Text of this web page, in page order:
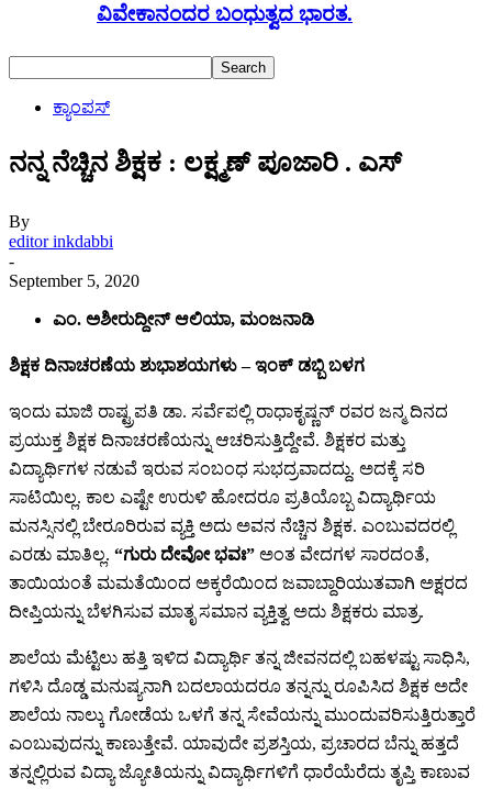
ವಿವೇಕಾನಂದರ ಬಂಧುತ್ವದ ಭಾರತ.
ಕ್ಯಾಂಪಸ್
ನನ್ನ ನೆಚ್ಚಿನ ಶಿಕ್ಷಕ : ಲಕ್ಷ್ಮಣ್ ಪೂಜಾರಿ . ಎಸ್
By
editor inkdabbi
-
September 5, 2020
ಎಂ. ಅಶೀರುದ್ದೀನ್ ಆಲಿಯಾ, ಮಂಜನಾಡಿ
ಶಿಕ್ಷಕ ದಿನಾಚರಣೆಯ ಶುಭಾಶಯಗಳು – ಇಂಕ್ ಡಬ್ಬಿ ಬಳಗ
ಇಂದು ಮಾಜಿ ರಾಷ್ಟ್ರಪತಿ ಡಾ. ಸರ್ವೆಪಲ್ಲಿ ರಾಧಾಕೃಷ್ಣನ್ ರವರ ಜನ್ಮ ದಿನದ
ಪ್ರಯುಕ್ತ ಶಿಕ್ಷಕ ದಿನಾಚರಣೆಯನ್ನು ಆಚರಿಸುತ್ತಿದ್ದೇವೆ. ಶಿಕ್ಷಕರ ಮತ್ತು
ವಿದ್ಯಾರ್ಥಿಗಳ ನಡುವೆ ಇರುವ ಸಂಬಂಧ ಸುಭದ್ರವಾದದ್ದು. ಅದಕ್ಕೆ ಸರಿ
ಸಾಟಿಯಿಲ್ಲ. ಕಾಲ ಎಷ್ಟೇ ಉರುಳಿ ಹೋದರೂ ಪ್ರತಿಯೊಬ್ಬ ವಿದ್ಯಾರ್ಥಿಯ
ಮನಸ್ಸಿನಲ್ಲಿ ಬೇರೂರಿರುವ ವ್ಯಕ್ತಿ ಅದು ಅವನ ನೆಚ್ಚಿನ ಶಿಕ್ಷಕ. ಎಂಬುವದರಲ್ಲಿ
ಎರಡು ಮಾತಿಲ್ಲ. “ಗುರು ದೇವೋ ಭವಃ” ಅಂತ ವೇದಗಳ ಸಾರದಂತೆ,
ತಾಯಿಯಂತೆ ಮಮತೆಯಿಂದ ಅಕ್ಕರೆಯಿಂದ ಜವಾಬ್ದಾರಿಯುತವಾಗಿ ಅಕ್ಷರದ
ದೀಪ್ತಿಯನ್ನು ಬೆಳಗಿಸುವ ಮಾತೃ ಸಮಾನ ವ್ಯಕ್ತಿತ್ವ ಅದು ಶಿಕ್ಷಕರು ಮಾತ್ರ.
ಶಾಲೆಯ ಮೆಟ್ಟಿಲು ಹತ್ತಿ ಇಳಿದ ವಿದ್ಯಾರ್ಥಿ ತನ್ನ ಜೀವನದಲ್ಲಿ ಬಹಳಷ್ಟು ಸಾಧಿಸಿ,
ಗಳಿಸಿ ದೊಡ್ಡ ಮನುಷ್ಯನಾಗಿ ಬದಲಾಯದರೂ ತನ್ನನ್ನು ರೂಪಿಸಿದ ಶಿಕ್ಷಕ ಅದೇ
ಶಾಲೆಯ ನಾಲ್ಕು ಗೋಡೆಯ ಒಳಗೆ ತನ್ನ ಸೇವೆಯನ್ನು ಮುಂದುವರಿಸುತ್ತಿರುತ್ತಾರೆ
ಎಂಬುವುದನ್ನು ಕಾಣುತ್ತೇವೆ. ಯಾವುದೇ ಪ್ರಶಸ್ತಿಯ, ಪ್ರಚಾರದ ಬೆನ್ನು ಹತ್ತದೆ
ತನ್ನಲ್ಲಿರುವ ವಿದ್ಯಾ ಜ್ಯೋತಿಯನ್ನು ವಿದ್ಯಾರ್ಥಿಗಳಿಗೆ ಧಾರೆಯೆರೆದು ತೃಪ್ತಿ ಕಾಣುವ